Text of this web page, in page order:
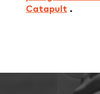
Catapult .